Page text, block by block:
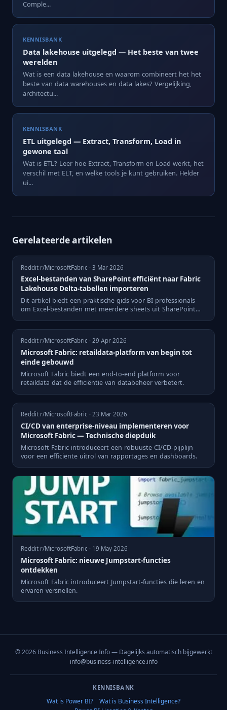
Comple...
KENNISBANK
Data lakehouse uitgelegd — Het beste van twee
werelden
Wat is een data lakehouse en waarom combineert het het
beste van data warehouses en data lakes? Vergelijking,
architectu...
KENNISBANK
ETL uitgelegd — Extract, Transform, Load in
gewone taal
Wat is ETL? Leer hoe Extract, Transform en Load werkt, het
verschil met ELT, en welke tools je kunt gebruiken. Helder
ui...
Gerelateerde artikelen
Reddit r/MicrosoftFabric · 3 Mar 2026
Excel-bestanden van SharePoint efficiënt naar Fabric
Lakehouse Delta-tabellen importeren
Dit artikel biedt een praktische gids voor BI-professionals
om Excel-bestanden met meerdere sheets uit SharePoint
Reddit r/MicrosoftFabric · 29 Apr 2026
Microsoft Fabric: retaildata-platform van begin tot
einde gebouwd
Microsoft Fabric biedt een end-to-end platform voor
retaildata dat de efficiëntie van databeheer verbetert.
Reddit r/MicrosoftFabric · 23 Mar 2026
CI/CD van enterprise-niveau implementeren voor
Microsoft Fabric — Technische diepduik
Microsoft Fabric introduceert een robuuste CI/CD-pijplijn
voor een efficiënte uitrol van rapportages en dashboards.
Reddit r/MicrosoftFabric · 19 May 2026
Microsoft Fabric: nieuwe Jumpstart-functies
ontdekken
Microsoft Fabric introduceert Jumpstart-functies die leren en
ervaren versnellen.
© 2026 Business Intelligence Info — Dagelijks automatisch bijgewerkt
info@business-intelligence.info
KENNISBANK
Wat is Power BI?
Wat is Business Intelligence?